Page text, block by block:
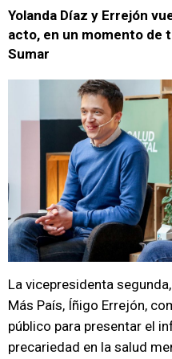
Yolanda Díaz y Errejón
acto, en un momento de
Sumar
La vicepresidenta
Más País, Íñigo Errejón,
público para presentar el
precariedad en la salud